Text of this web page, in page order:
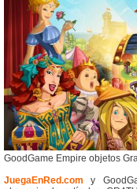
GoodGame Empire objetos
JuegaEnRed.com y